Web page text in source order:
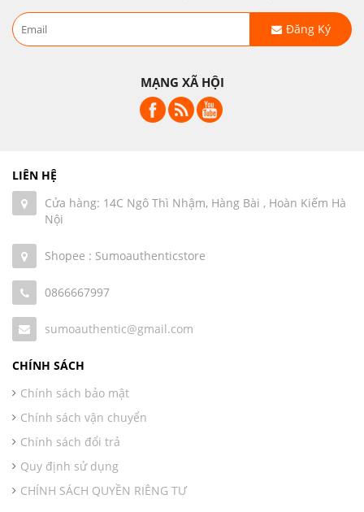
Đăng Ký
MẠNG XÃ HỘI
LIÊN HỆ
Cửa hàng: 14C Ngô Thì Nhậm, Hàng Bài , Hoàn Kiếm Hà
Nội
Shopee : Sumoauthenticstore
0866667997
sumoauthentic@gmail.com
CHÍNH SÁCH
Chính sách bảo mật
Chính sách vận chuyển
Chính sách đổi trả
Quy định sử dụng
CHÍNH SÁCH QUYỀN RIÊNG TƯ